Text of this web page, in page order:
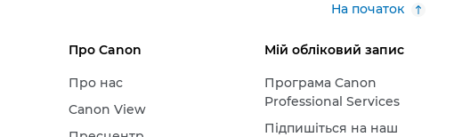
На початок
Про Canon
Про нас
Canon View
Мій обліковий запис
Програма Canon
Professional Services
Підпишіться на наш